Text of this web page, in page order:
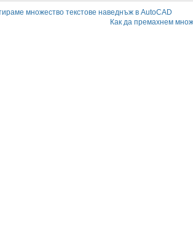
множество текстове наведнъж в AutoCAD
Как да премахнем